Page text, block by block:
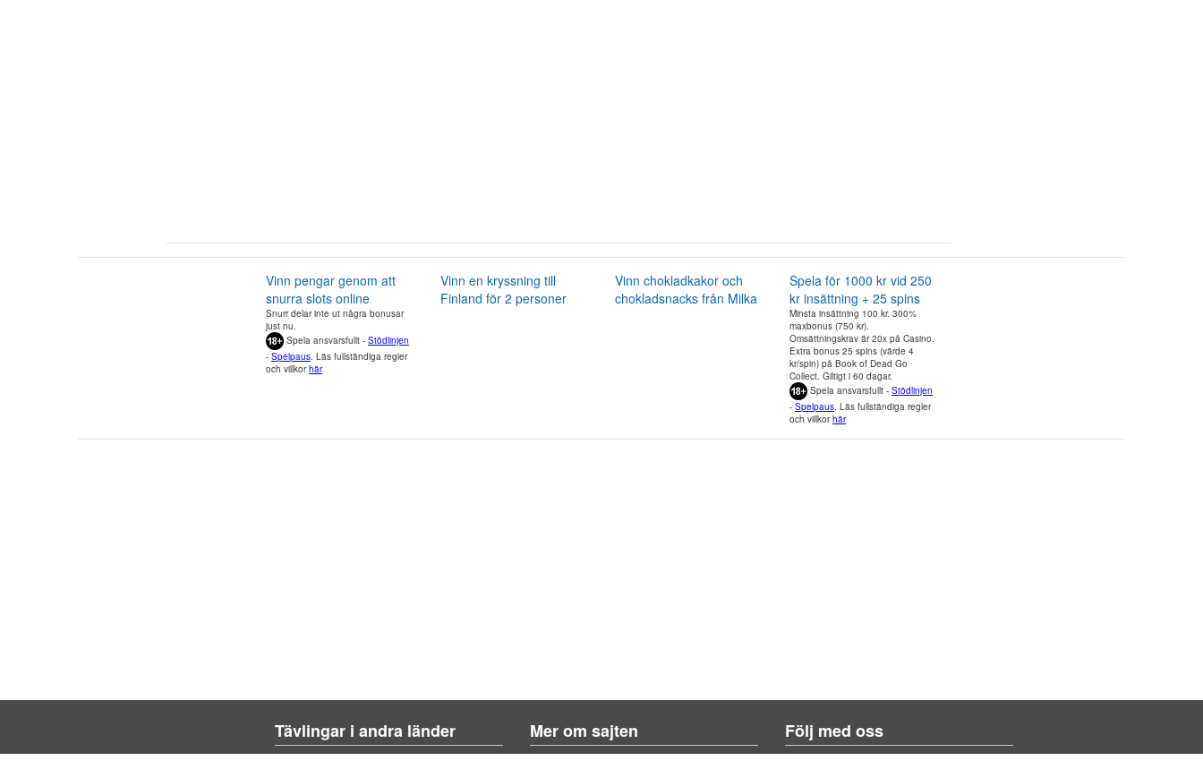
Vinn pengar genom att
snurra slots online
Snurr delar inte ut några bonusar
just nu.
Spela ansvarsfullt - Stödlinjen
- Spelpaus. Läs fullständiga regler
och villkorhär
Vinn en kryssning till
Finland för 2 personer
Vinn chokladkakor och
chokladsnacks från Milka
Spela för 1000 kr vid 250
kr insättning + 25 spins
Minsta insättning 100 kr. 300%
maxbonus (750 kr).
Omsättningskrav är 20x på Casino.
Extra bonus 25 spins (värde 4
kr/spin) på Book of Dead Go
Collect. Giltigt i 60 dagar.
Spela ansvarsfullt - Stödlinjen
- Spelpaus. Läs fullständiga regler
och villkorhär
Tävlingar i andra länder Mer om sajten Följ med oss